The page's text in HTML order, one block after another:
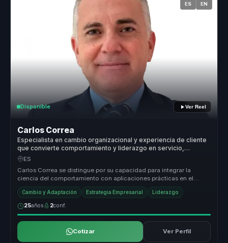
ES EN
Disponible Ver Reel
Carlos Correa
Especialista en cambio organizacional y experiencia de cliente
que convierte comportamiento y liderazgo en servicio,
cohesión y resultados para empresas.
ES
Carlos Correa se distingue por su capacidad para integrar la
ciencia del comportamiento con aplicaciones prácticas en el
ámbito empresari...
Cambio y Adaptación Estrategia Empresarial Liderazgo
25años 2conf.
Cotizar Ver Perfil